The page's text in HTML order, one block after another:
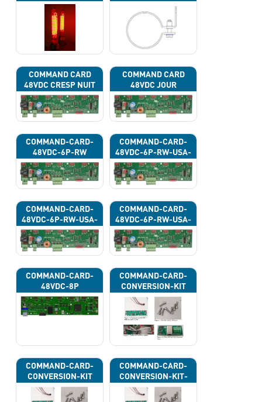
COMMAND CARD
48VDC CRESP NUIT
COMMAND CARD
48VDC JOUR
COMMAND-CARD-
48VDC-6P-RW
COMMAND-CARD-
48VDC-6P-RW-USA-
43G
COMMAND-CARD-
48VDC-6P-RW-USA-
43H
COMMAND-CARD-
48VDC-6P-RW-USA-
43J
COMMAND-CARD-
48VDC-8P
COMMAND-CARD-
CONVERSION-KIT
COMMAND-CARD-
CONVERSION-KIT
COMMAND-CARD-
CONVERSION-KIT-
CAN